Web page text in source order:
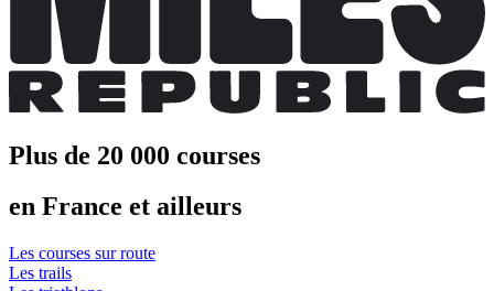
Plus de 20 000 courses
en France et ailleurs
Les courses sur route
Les trails